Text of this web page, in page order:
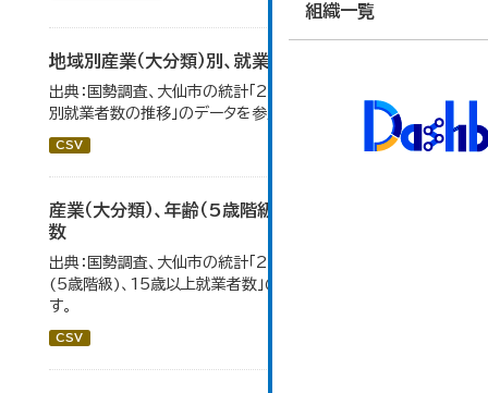
組織一覧
地域別産業（大分類）別、就業者数
出典：国勢調査、大仙市の統計「2-8 地域別産業（大分類）
別就業者数の推移」のデータを参照しています。
CSV
産業（大分類）、年齢（5歳階級）、15歳以上就業者
数
出典：国勢調査、大仙市の統計「2-7 産業(大分類)、年齢
(5歳階級)、15歳以上就業者数」のデータを参照していま
す。
CSV